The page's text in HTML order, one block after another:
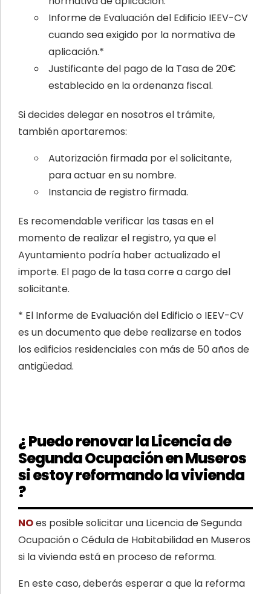
Informe de Evaluación del Edificio IEEV-CV
cuando sea exigido por la normativa de
aplicación.*
Justificante del pago de la Tasa de 20€
establecido en la ordenanza fiscal.
Si decides delegar en nosotros el trámite,
también aportaremos:
Autorización firmada por el solicitante,
para actuar en su nombre.
Instancia de registro firmada.
Es recomendable verificar las tasas en el
momento de realizar el registro, ya que el
Ayuntamiento podría haber actualizado el
importe. El pago de la tasa corre a cargo del
solicitante.
* El Informe de Evaluación del Edificio o IEEV-CV
es un documento que debe realizarse en todos
los edificios residenciales con más de 50 años de
antigüedad.
¿ Puedo renovar la Licencia de
Segunda Ocupación en Museros
si estoy reformando la vivienda
?
NOes posible solicitar una Licencia de Segunda
Ocupación o Cédula de Habitabilidad en Museros
si la vivienda está en proceso de reforma.
En este caso, deberás esperar a que la reforma